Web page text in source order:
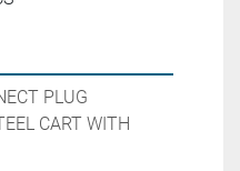
PLUG
CART WITH